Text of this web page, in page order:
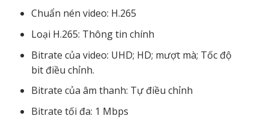
Chuẩn nén video: H.265
Loại H.265: Thông tin chính
Bitrate của video: UHD; HD; mượt mà; Tốc độ
bit điều chỉnh.
Bitrate của âm thanh: Tự điều chỉnh
Bitrate tối đa: 1 Mbps